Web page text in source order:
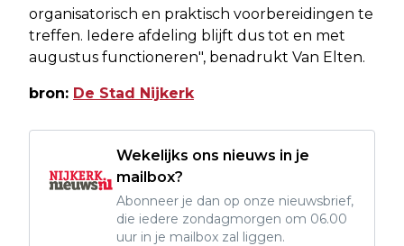
organisatorisch en praktisch voorbereidingen te
treffen. Iedere afdeling blijft dus tot en met
augustus functioneren", benadrukt Van Elten.
bron: De Stad Nijkerk
Wekelijks ons nieuws in je
mailbox?
Abonneer je dan op onze nieuwsbrief,
die iedere zondagmorgen om 06.00
uur in je mailbox zal liggen.